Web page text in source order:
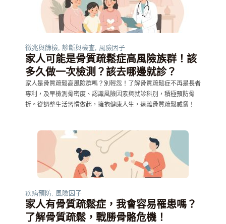
徵兆與篩檢 診斷與檢查 風險因子
家人可能是骨質疏鬆症高風險族群！該
多久做一次檢測？該去哪邊就診？
家人是骨質疏鬆高風險群嗎？別輕忽！了解骨質疏鬆症不再是長者
專利，及早檢測骨密度、認識風險因素與就診科別，積極預防骨
折。從調整生活習慣做起，擁抱健康人生，遠離骨質疏鬆威脅！
疾病預防 風險因子
家人有骨質疏鬆症，我會容易罹患嗎？
了解骨質疏鬆，戰勝骨骼危機！